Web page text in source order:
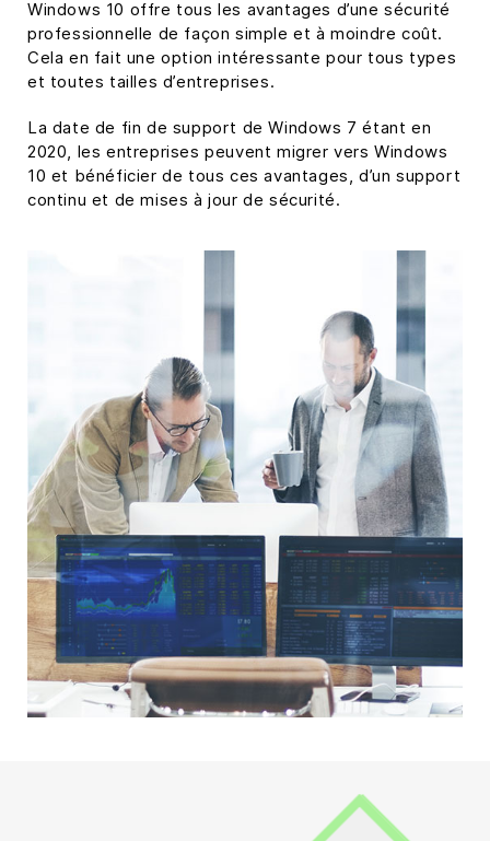
Windows 10 offre tous les avantages d’une sécurité
professionnelle de façon simple et à moindre coût.
Cela en fait une option intéressante pour tous types
et toutes tailles d’entreprises.
La date de fin de support de Windows 7 étant en
2020, les entreprises peuvent migrer vers Windows
10 et bénéficier de tous ces avantages, d’un support
continu et de mises à jour de sécurité.